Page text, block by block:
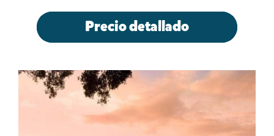
Precio detallado